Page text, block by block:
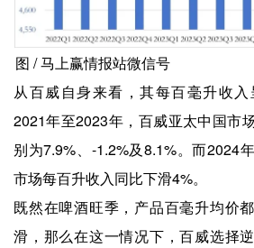
图 / 马上赢情报站微信号
从百威自身来看，其每百毫升收入
2021年至2023年，百威亚太中国市
别为7.9%、-1.2%及8.1%。而2024
市场每百升收入同比下滑4%。
既然在啤酒旺季，产品百毫升均价
滑，那么在这一情况下，百威选择